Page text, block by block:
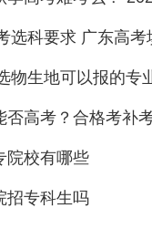
考区别：
度不同。学考一年
平考试的简称，各
院校有哪些
招专科生吗